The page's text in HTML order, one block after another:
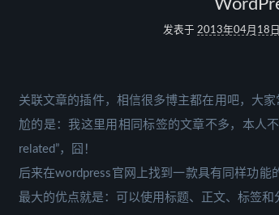
发表于 2013年04月18日
关联文章的插件，相信很多博主都在用吧，大
尬的是：我这里用相同标签的文章不多，本人
related”，囧！
后来在wordpress官网上找到一款具有同样功能
最大的优点就是：可以使用标题、正文、标签